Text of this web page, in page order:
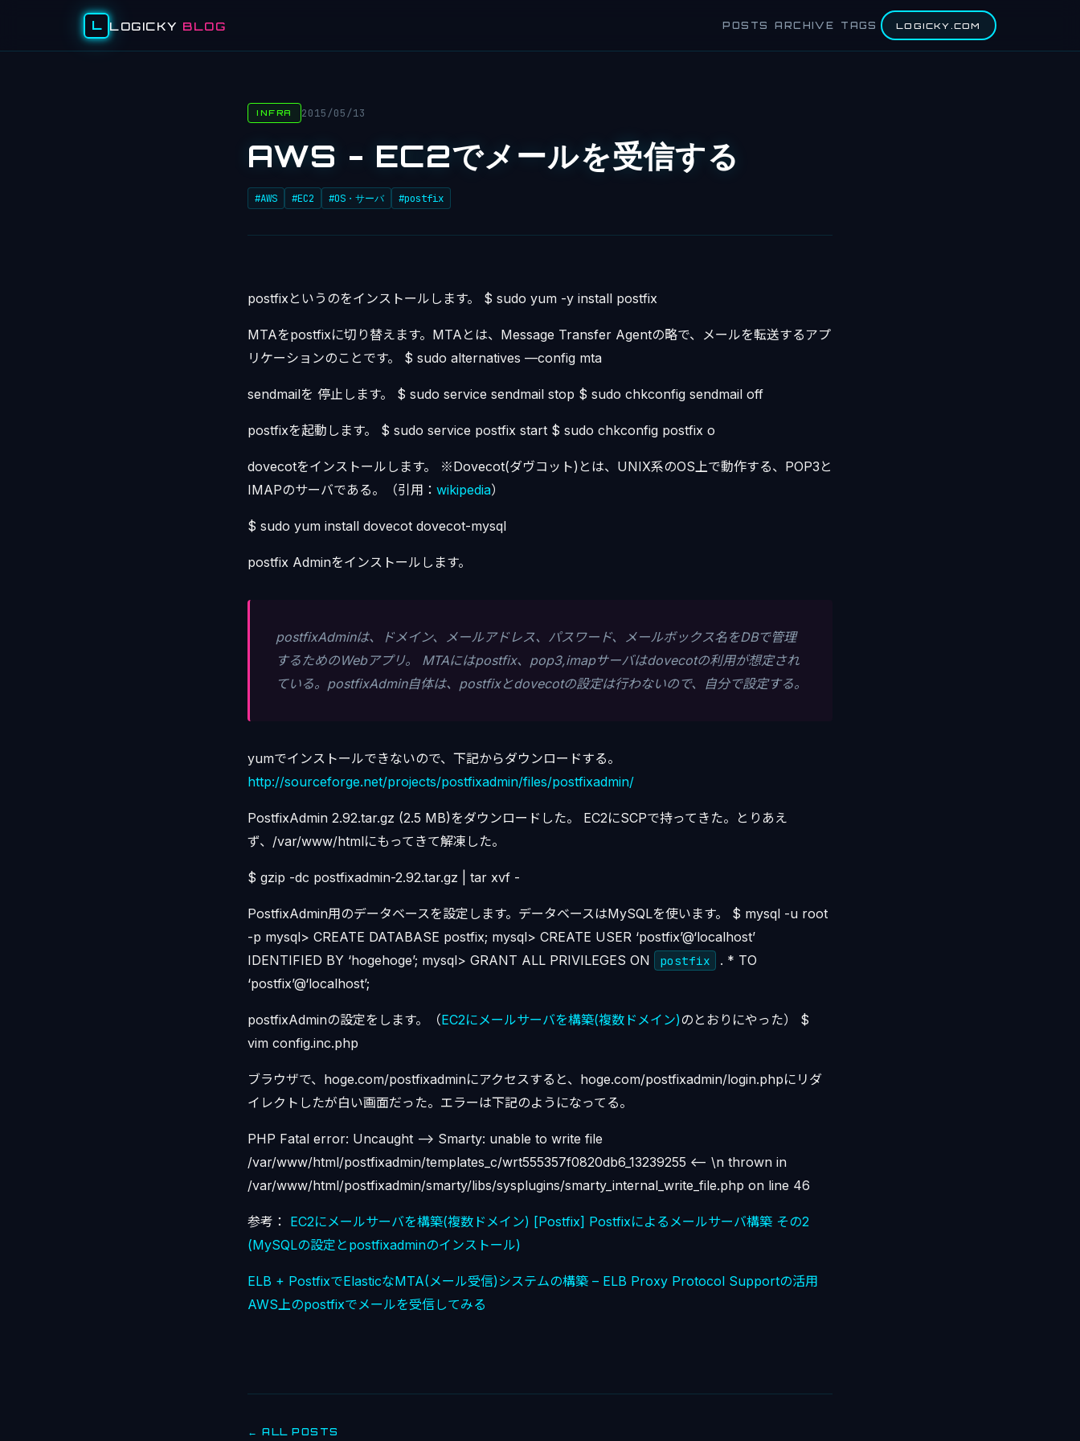
L LOGICKY BLOG POSTS ARCHIVE TAGS LOGICKY.COM
INFRA 2015/05/13
AWS - EC2でメールを受信する
#AWS #EC2 #OS・サーバ #postfix
postfixというのをインストールします。 $ sudo yum -y install postfix
MTAをpostfixに切り替えます。MTAとは、Message Transfer Agentの略で、メールを転送するアプ
リケーションのことです。 $ sudo alternatives —config mta
sendmailを 停止します。 $ sudo service sendmail stop $ sudo chkconfig sendmail off
postfixを起動します。 $ sudo service postfix start $ sudo chkconfig postfix o
dovecotをインストールします。 ※Dovecot(ダヴコット)とは、UNIX系のOS上で動作する、POP3と
IMAPのサーバである。（引用： wikipedia）
$ sudo yum install dovecot dovecot-mysql
postfix Adminをインストールします。
postfixAdminは、ドメイン、メールアドレス、パスワード、メールボックス名をDBで管理
するためのWebアプリ。 MTAにはpostfix、pop3,imapサーバはdovecotの利用が想定され
ている。postfixAdmin自体は、postfixとdovecotの設定は行わないので、自分で設定する。
yumでインストールできないので、下記からダウンロードする。
http://sourceforge.net/projects/postfixadmin/files/postfixadmin/
PostfixAdmin 2.92.tar.gz (2.5 MB)をダウンロードした。 EC2にSCPで持ってきた。とりあえ
ず、/var/www/htmlにもってきて解凍した。
$ gzip -dc postfixadmin-2.92.tar.gz | tar xvf -
PostfixAdmin用のデータベースを設定します。データベースはMySQLを使います。 $ mysql -u root
-p mysql> CREATE DATABASE postfix; mysql> CREATE USER ‘postfix’@‘localhost’
IDENTIFIED BY ‘hogehoge’; mysql> GRANT ALL PRIVILEGES ON
postfix
. * TO
‘postfix’@‘localhost’;
postfixAdminの設定をします。（EC2にメールサーバを構築(複数ドメイン)のとおりにやった） $
vim config.inc.php
ブラウザで、hoge.com/postfixadminにアクセスすると、hoge.com/postfixadmin/login.phpにリダ
イレクトしたが白い画面だった。エラーは下記のようになってる。
PHP Fatal error: Uncaught —> Smarty: unable to write file
/var/www/html/postfixadmin/templates_c/wrt555357f0820db6_13239255 <— \n thrown in
/var/www/html/postfixadmin/smarty/libs/sysplugins/smarty_internal_write_file.php on line 46
参考： EC2にメールサーバを構築(複数ドメイン) [Postfix] Postfixによるメールサーバ構築 その2
(MySQLの設定とpostfixadminのインストール)
ELB + PostfixでElasticなMTA(メール受信)システムの構築 – ELB Proxy Protocol Supportの活用
AWS上のpostfixでメールを受信してみる
← ALL POSTS